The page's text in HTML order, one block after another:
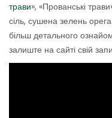
трави», «Прованські
сіль, сушена зелень
більш детального
залиште на сайті свій